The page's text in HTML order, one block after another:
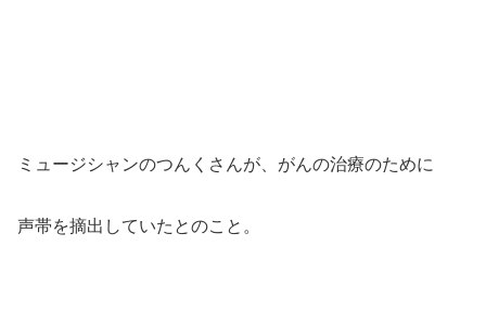
ミュージシャンのつんくさんが、がんの治療のために
声帯を摘出していたとのこと。